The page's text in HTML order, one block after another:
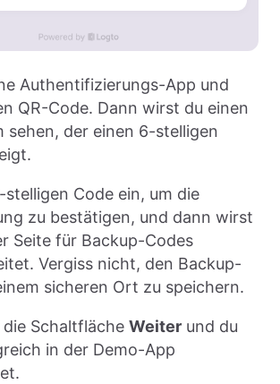
Authentifizierungs-App und
QR-Code. Dann wirst du einen
sehen, der einen 6-stelligen
stelligen Code ein, um die
zu bestätigen, und dann wirst
Seite für Backup-Codes
Vergiss nicht, den Backup-
sicheren Ort zu speichern.
Schaltfläche Weiter und du
in der Demo-App